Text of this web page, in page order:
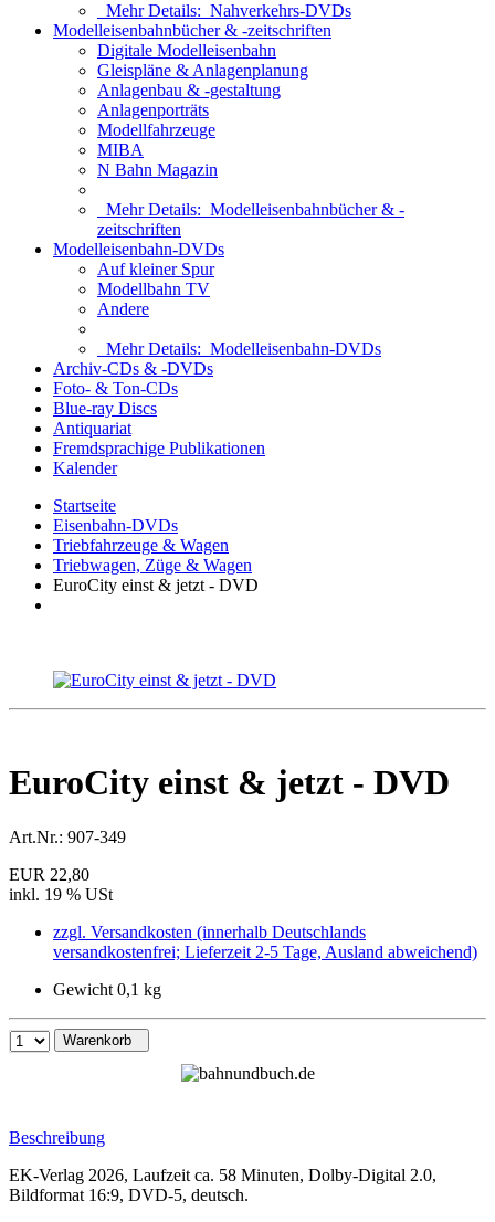
Mehr Details: Nahverkehrs-DVDs
Modelleisenbahnbücher & -zeitschriften
Digitale Modelleisenbahn
Gleispläne & Anlagenplanung
Anlagenbau & -gestaltung
Anlagenporträts
Modellfahrzeuge
MIBA
N Bahn Magazin
Mehr Details: Modelleisenbahnbücher & -
zeitschriften
Modelleisenbahn-DVDs
Auf kleiner Spur
Modellbahn TV
Andere
Mehr Details: Modelleisenbahn-DVDs
Archiv-CDs & -DVDs
Foto- & Ton-CDs
Blue-ray Discs
Antiquariat
Fremdsprachige Publikationen
Kalender
Startseite
Eisenbahn-DVDs
Triebfahrzeuge & Wagen
Triebwagen, Züge & Wagen
EuroCity einst & jetzt - DVD
EuroCity einst & jetzt - DVD
Art.Nr.: 907-349
EUR 22,80
inkl. 19 % USt
zzgl. Versandkosten (innerhalb Deutschlands
versandkostenfrei; Lieferzeit 2-5 Tage, Ausland abweichend)
Gewicht 0,1 kg
Warenkorb
Beschreibung
EK-Verlag 2026, Laufzeit ca. 58 Minuten, Dolby-Digital 2.0,
Bildformat 16:9, DVD-5, deutsch.